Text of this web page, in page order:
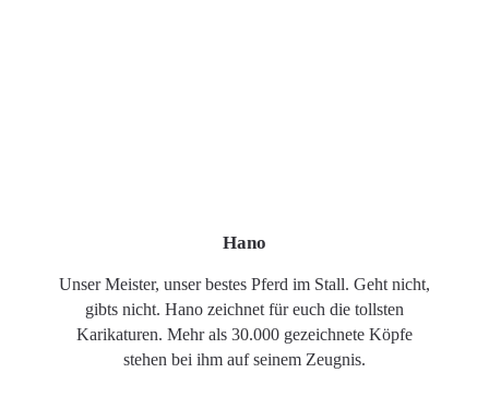
Hano
Unser Meister, unser bestes Pferd im Stall. Geht nicht,
gibts nicht. Hano zeichnet für euch die tollsten
Karikaturen. Mehr als 30.000 gezeichnete Köpfe
stehen bei ihm auf seinem Zeugnis.